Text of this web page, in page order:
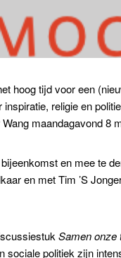
hoog tijd voor een
religie en
maandagavond
en mee te
en met Tim ’S
Samen onze
politiek zijn